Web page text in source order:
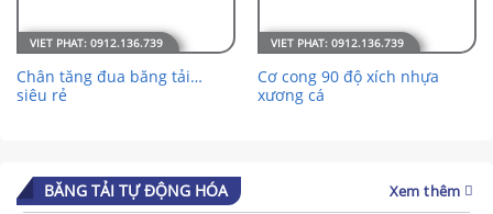
Chân tăng đua băng tải…
siêu rẻ
Cơ cong 90 độ xích nhựa
xương cá
BĂNG TẢI TỰ ĐỘNG HÓA Xem thêm